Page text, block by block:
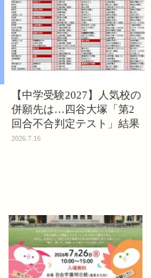
【中学受験2027】人気校の
併願先は…四谷大塚「第2
回合不合判定テスト」結果
2026.7.16